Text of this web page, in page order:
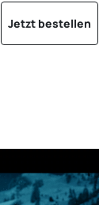
Jetzt bestellen